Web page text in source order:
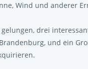
Wind und anderer
drei
und ein